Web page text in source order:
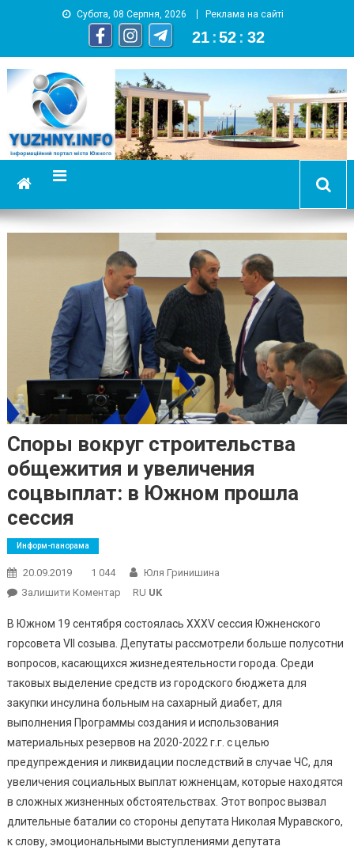
Субота, 08 Серпня, 2026 Реклама на сайті
21 :52 : 34
YUZHNY.INFO
информационный портал города Южный
Споры вокруг строительства
общежития и увеличения
соцвыплат: в Южном прошла
сессия
Информ-панорама
20.09.2019 1 044
Юля Гринишина
Залишити КоментарOn
Вокруг
Строительства
Общежития
И
Увеличения
Соцвыплат:
RU UK
В Южном 19 сентября состоялась XХХV сессия Южненского
горсовета VII созыва. Депутаты рассмотрели больше полусотни
вопросов, касающихся жизнедеятельности города. Среди
таковых выделение средств из городского бюджета для
закупки инсулина больным на сахарный диабет, для
выполнения Программы создания и использования
материальных резервов на 2020-2022 г.г. с целью
предупреждения и ликвидации последствий в случае ЧС, для
увеличения социальных выплат южненцам, которые находятся
в сложных жизненных обстоятельствах. Этот вопрос вызвал
длительные баталии со стороны депутата Николая Муравского,
к слову, эмоциональными выступлениями депутата